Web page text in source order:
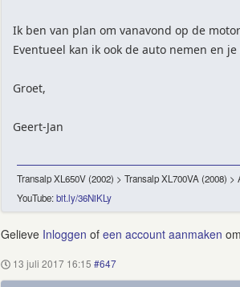
Ik ben van plan om vanavond op de
Eventueel kan ik ook de auto nemen en
Groet,
Geert-Jan
Transalp XL650V (2002) > Transalp XL700VA (2008) >
YouTube:bit.ly/36NiKLy
Gelieve Inloggen of een account aanmaken
13 juli 2017 16:15 #647